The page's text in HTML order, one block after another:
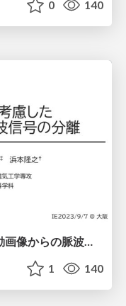
0 140
脈波の時間特性を考慮したRGB動画像からの脈波信号の分離
1 140